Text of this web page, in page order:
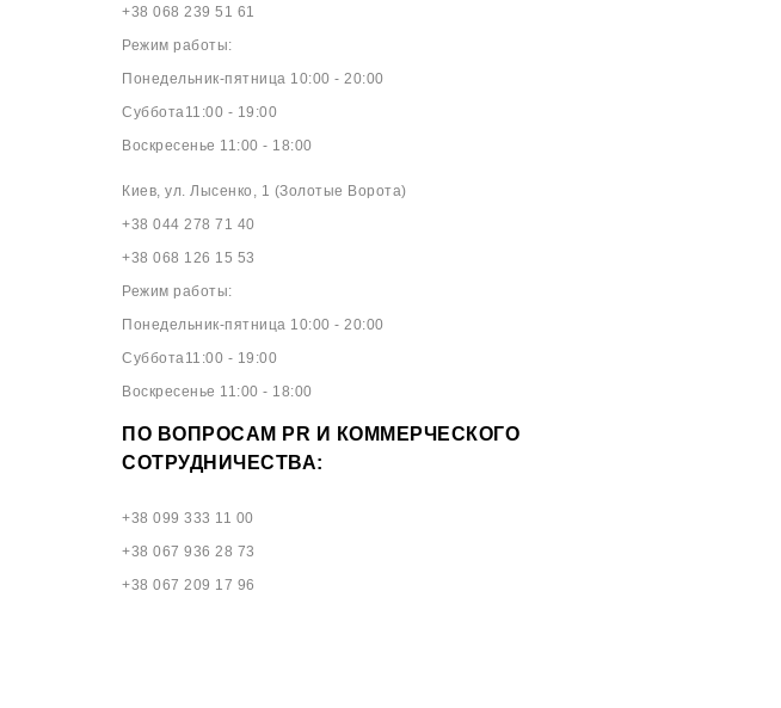
+38 068 239 51 61
Режим работы:
Понедельник-пятница 10:00 - 20:00
Суббота11:00 - 19:00
Воскресенье 11:00 - 18:00
Киев, ул. Лысенко, 1 (Золотые Ворота)
+38 044 278 71 40
+38 068 126 15 53
Режим работы:
Понедельник-пятница 10:00 - 20:00
Суббота11:00 - 19:00
Воскресенье 11:00 - 18:00
ПО ВОПРОСАМ PR И КОММЕРЧЕСКОГО
СОТРУДНИЧЕСТВА:
+38 099 333 11 00
+38 067 936 28 73
+38 067 209 17 96